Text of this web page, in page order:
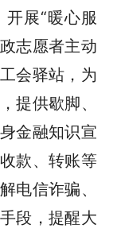
展“暖心服
志愿者主动
会驿站，为
提供歇脚、
金融知识宣
款、转账等
电信诈骗、
段，提醒大